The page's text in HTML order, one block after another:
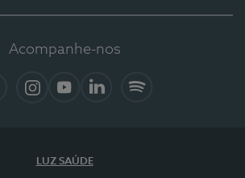
Acompanhe-nos
LUZ SAÚDE